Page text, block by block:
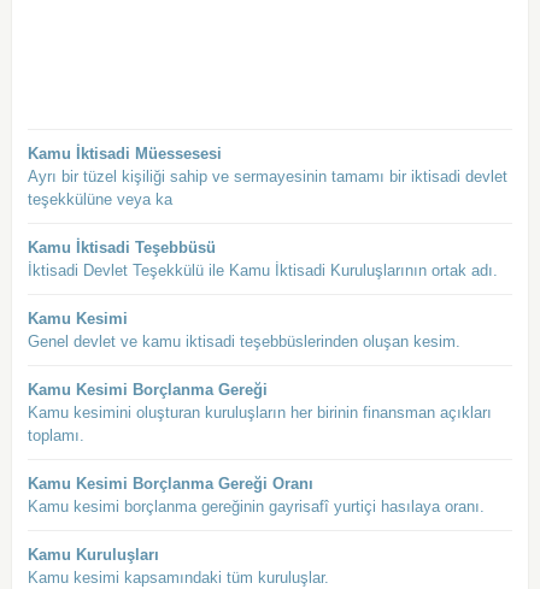
Kamu İktisadi Müessesesi
Ayrı bir tüzel kişiliği sahip ve sermayesinin tamamı bir iktisadi devlet
teşekkülüne veya ka
Kamu İktisadi Teşebbüsü
İktisadi Devlet Teşekkülü ile Kamu İktisadi Kuruluşlarının ortak adı.
Kamu Kesimi
Genel devlet ve kamu iktisadi teşebbüslerinden oluşan kesim.
Kamu Kesimi Borçlanma Gereği
Kamu kesimini oluşturan kuruluşların her birinin finansman açıkları
toplamı.
Kamu Kesimi Borçlanma Gereği Oranı
Kamu kesimi borçlanma gereğinin gayrisafî yurtiçi hasılaya oranı.
Kamu Kuruluşları
Kamu kesimi kapsamındaki tüm kuruluşlar.